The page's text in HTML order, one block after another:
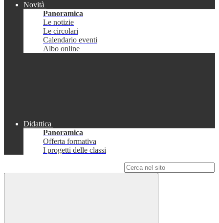
Novità
Panoramica
Le notizie
Le circolari
Calendario eventi
Albo online
Didattica
Panoramica
Offerta formativa
I progetti delle classi